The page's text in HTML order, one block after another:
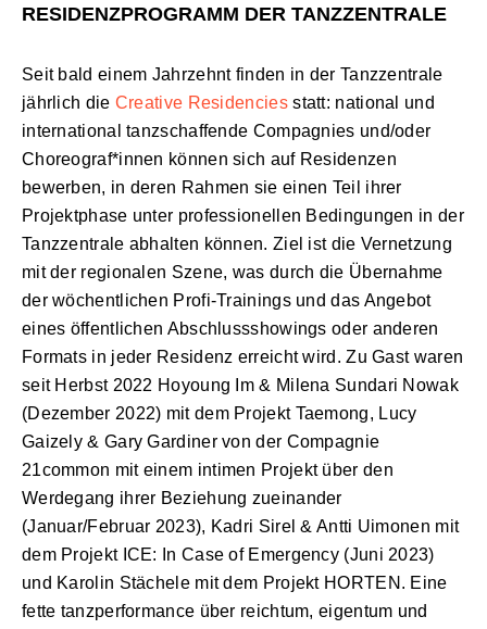
RESIDENZPROGRAMM DER TANZZENTRALE
Seit bald einem Jahrzehnt finden in der Tanzzentrale
jährlich die Creative Residenciesstatt: national und
international tanzschaffende Compagnies und/oder
Choreograf*innen können sich auf Residenzen
bewerben, in deren Rahmen sie einen Teil ihrer
Projektphase unter professionellen Bedingungen in der
Tanzzentrale abhalten können. Ziel ist die Vernetzung
mit der regionalen Szene, was durch die Übernahme
der wöchentlichen Profi-Trainings und das Angebot
eines öffentlichen Abschlussshowings oder anderen
Formats in jeder Residenz erreicht wird. Zu Gast waren
seit Herbst 2022 Hoyoung Im & Milena Sundari Nowak
(Dezember 2022) mit dem Projekt Taemong, Lucy
Gaizely & Gary Gardiner von der Compagnie
21common mit einem intimen Projekt über den
Werdegang ihrer Beziehung zueinander
(Januar/Februar 2023), Kadri Sirel & Antti Uimonen mit
dem Projekt ICE: In Case of Emergency (Juni 2023)
und Karolin Stächele mit dem Projekt HORTEN. Eine
fette tanzperformance über reichtum, eigentum und